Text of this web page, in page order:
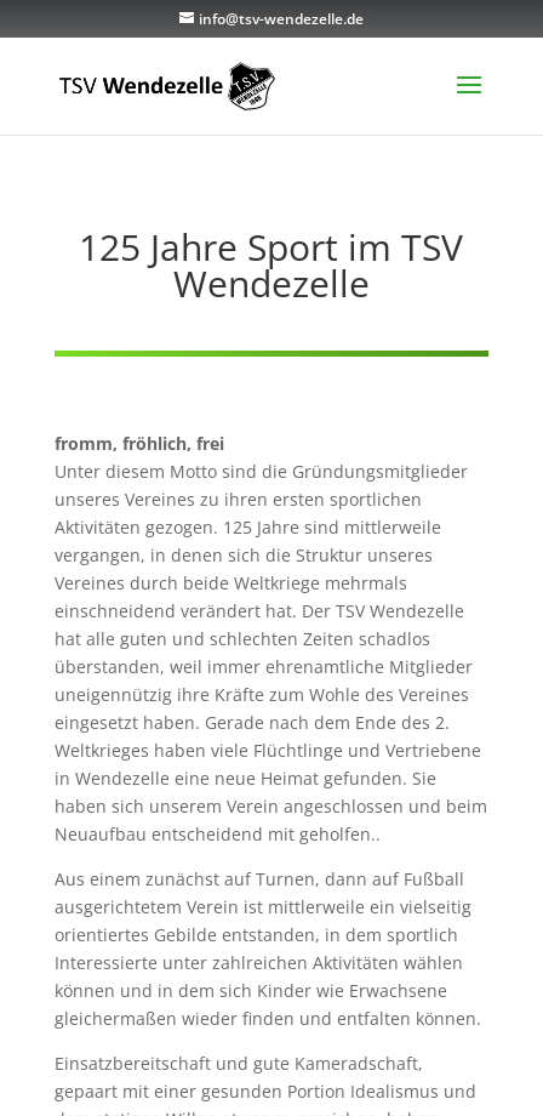
info@tsv-wendezelle.de
125 Jahre Sport im TSV
Wendezelle
fromm, fröhlich, frei
Unter diesem Motto sind die Gründungsmitglieder
unseres Vereines zu ihren ersten sportlichen
Aktivitäten gezogen. 125 Jahre sind mittlerweile
vergangen, in denen sich die Struktur unseres
Vereines durch beide Weltkriege mehrmals
einschneidend verändert hat. Der TSV Wendezelle
hat alle guten und schlechten Zeiten schadlos
überstanden, weil immer ehrenamtliche Mitglieder
uneigennützig ihre Kräfte zum Wohle des Vereines
eingesetzt haben. Gerade nach dem Ende des 2.
Weltkrieges haben viele Flüchtlinge und Vertriebene
in Wendezelle eine neue Heimat gefunden. Sie
haben sich unserem Verein angeschlossen und beim
Neuaufbau entscheidend mit geholfen..
Aus einem zunächst auf Turnen, dann auf Fußball
ausgerichtetem Verein ist mittlerweile ein vielseitig
orientiertes Gebilde entstanden, in dem sportlich
Interessierte unter zahlreichen Aktivitäten wählen
können und in dem sich Kinder wie Erwachsene
gleichermaßen wieder finden und entfalten können.
Einsatzbereitschaft und gute Kameradschaft,
gepaart mit einer gesunden Portion Idealismus und